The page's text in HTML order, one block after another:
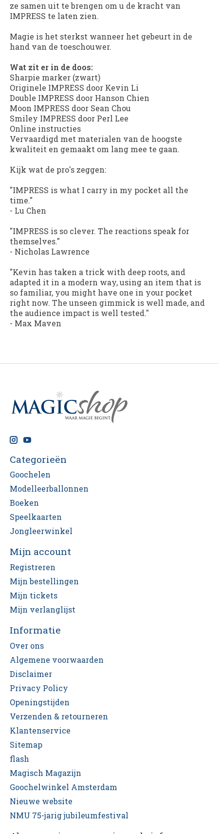
ze samen uit te brengen om u de kracht van
IMPRESS te laten zien.
Magie is het sterkst wanneer het gebeurt in de
hand van de toeschouwer.
Wat zit er in de doos:
Sharpie marker (zwart)
Originele IMPRESS door Kevin Li
Double IMPRESS door Hanson Chien
Moon IMPRESS door Sean Chou
Smiley IMPRESS door Perl Lee
Online instructies
Vervaardigd met materialen van de hoogste
kwaliteit en gemaakt om lang mee te gaan.
Kijk wat de pro's zeggen:
"IMPRESS is what I carry in my pocket all the
time."
- Lu Chen
"IMPRESS is so clever. The reactions speak for
themselves."
- Nicholas Lawrence
"Kevin has taken a trick with deep roots, and
adapted it in a modern way, using an item that is
so familiar, you might have one in your pocket
right now. The unseen gimmick is well made, and
the audience impact is well tested."
- Max Maven
Categorieën
Goochelen
Modelleerballonnen
Boeken
Speelkaarten
Jongleerwinkel
Mijn account
Registreren
Mijn bestellingen
Mijn tickets
Mijn verlanglijst
Informatie
Over ons
Algemene voorwaarden
Disclaimer
Privacy Policy
Openingstijden
Verzenden & retourneren
Klantenservice
Sitemap
flash
Magisch Magazijn
Goochelwinkel Amsterdam
Nieuwe website
NMU 75-jarig jubileumfestival